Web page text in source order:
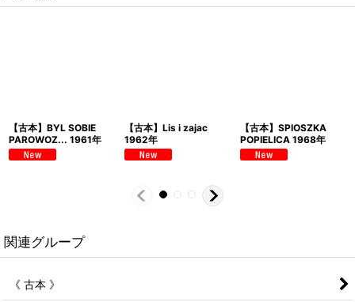
【古本】BYL SOBIE
PAROWOZ... 1961年
【古本】Lis i zajac
1962年
【古本】SPIOSZKA
POPIELICA 1968年
関連グループ
《 古本 》